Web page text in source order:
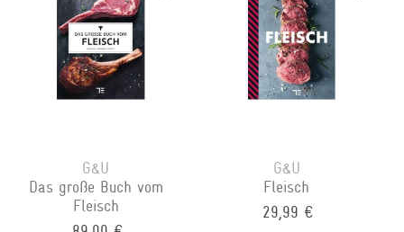
G&U
Das große Buch vom
Fleisch
G&U
Fleisch
29,99 €